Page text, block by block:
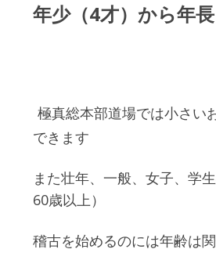
年少（4才）から年
極真総本部道場では小さい
できます
また壮年、一般、女子、学
60歳以上）
稽古を始めるのには年齢は